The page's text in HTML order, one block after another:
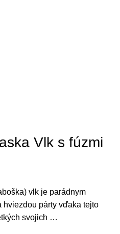
Vlk s fúzmi
vlk je parádnym
hviezdou párty vďaka tejto
svojich …